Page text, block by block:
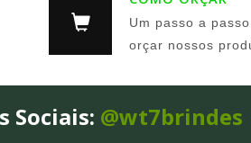
Um passo a
orçar nossos
Sociais: @wt7brindes